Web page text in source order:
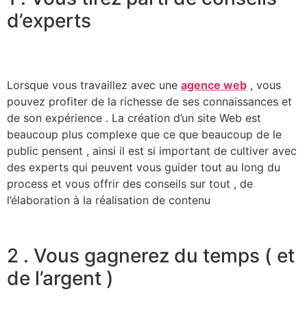
d’experts
Lorsque vous travaillez avec une agence web , vous
pouvez profiter de la richesse de ses connaissances et
de son expérience . La création d’un site Web est
beaucoup plus complexe que ce que beaucoup de le
public pensent , ainsi il est si important de cultiver avec
des experts qui peuvent vous guider tout au long du
process et vous offrir des conseils sur tout , de
l’élaboration à la réalisation de contenu
2 . Vous gagnerez du temps ( et
de l’argent )